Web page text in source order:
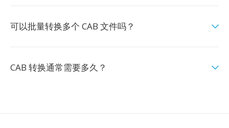
可以批量转换多个 CAB 文件吗？
CAB 转换通常需要多久？